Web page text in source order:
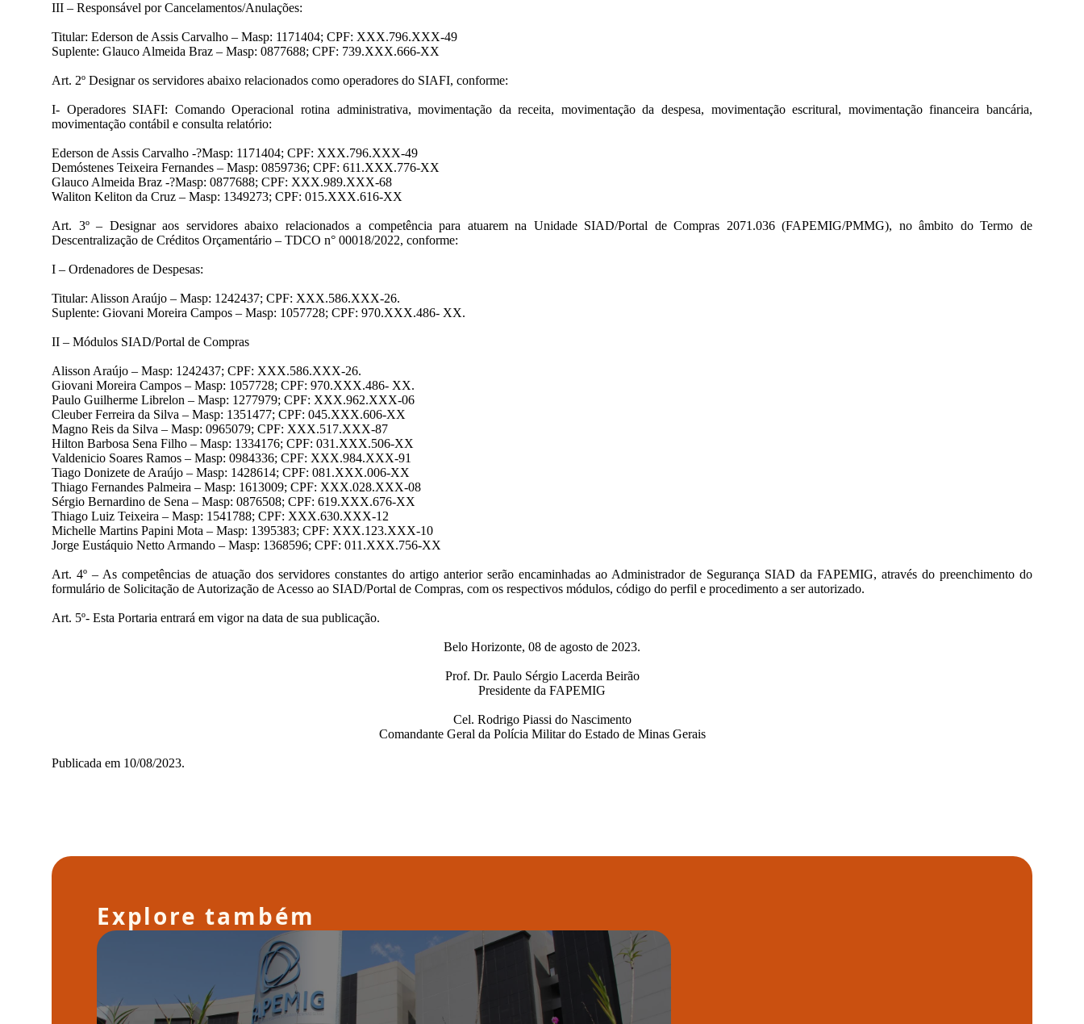
III – Responsável por Cancelamentos/Anulações:
Titular: Ederson de Assis Carvalho – Masp: 1171404; CPF: XXX.796.XXX-49
Suplente: Glauco Almeida Braz – Masp: 0877688; CPF: 739.XXX.666-XX
Art. 2º Designar os servidores abaixo relacionados como operadores do SIAFI, conforme:
I- Operadores SIAFI: Comando Operacional rotina administrativa, movimentação da receita, movimentação da despesa, movimentação escritural, movimentação financeira bancária,
movimentação contábil e consulta relatório:
Ederson de Assis Carvalho -?Masp: 1171404; CPF: XXX.796.XXX-49
Demóstenes Teixeira Fernandes – Masp: 0859736; CPF: 611.XXX.776-XX
Glauco Almeida Braz -?Masp: 0877688; CPF: XXX.989.XXX-68
Waliton Keliton da Cruz – Masp: 1349273; CPF: 015.XXX.616-XX
Art. 3º – Designar aos servidores abaixo relacionados a competência para atuarem na Unidade SIAD/Portal de Compras 2071.036 (FAPEMIG/PMMG), no âmbito do Termo de
Descentralização de Créditos Orçamentário – TDCO n° 00018/2022, conforme:
I – Ordenadores de Despesas:
Titular: Alisson Araújo – Masp: 1242437; CPF: XXX.586.XXX-26.
Suplente: Giovani Moreira Campos – Masp: 1057728; CPF: 970.XXX.486- XX.
II – Módulos SIAD/Portal de Compras
Alisson Araújo – Masp: 1242437; CPF: XXX.586.XXX-26.
Giovani Moreira Campos – Masp: 1057728; CPF: 970.XXX.486- XX.
Paulo Guilherme Librelon – Masp: 1277979; CPF: XXX.962.XXX-06
Cleuber Ferreira da Silva – Masp: 1351477; CPF: 045.XXX.606-XX
Magno Reis da Silva – Masp: 0965079; CPF: XXX.517.XXX-87
Hilton Barbosa Sena Filho – Masp: 1334176; CPF: 031.XXX.506-XX
Valdenicio Soares Ramos – Masp: 0984336; CPF: XXX.984.XXX-91
Tiago Donizete de Araújo – Masp: 1428614; CPF: 081.XXX.006-XX
Thiago Fernandes Palmeira – Masp: 1613009; CPF: XXX.028.XXX-08
Sérgio Bernardino de Sena – Masp: 0876508; CPF: 619.XXX.676-XX
Thiago Luiz Teixeira – Masp: 1541788; CPF: XXX.630.XXX-12
Michelle Martins Papini Mota – Masp: 1395383; CPF: XXX.123.XXX-10
Jorge Eustáquio Netto Armando – Masp: 1368596; CPF: 011.XXX.756-XX
Art. 4º – As competências de atuação dos servidores constantes do artigo anterior serão encaminhadas ao Administrador de Segurança SIAD da FAPEMIG, através do preenchimento do
formulário de Solicitação de Autorização de Acesso ao SIAD/Portal de Compras, com os respectivos módulos, código do perfil e procedimento a ser autorizado.
Art. 5º- Esta Portaria entrará em vigor na data de sua publicação.
Belo Horizonte, 08 de agosto de 2023.
Prof. Dr. Paulo Sérgio Lacerda Beirão
Presidente da FAPEMIG
Cel. Rodrigo Piassi do Nascimento
Comandante Geral da Polícia Militar do Estado de Minas Gerais
Publicada em 10/08/2023.
Explore também